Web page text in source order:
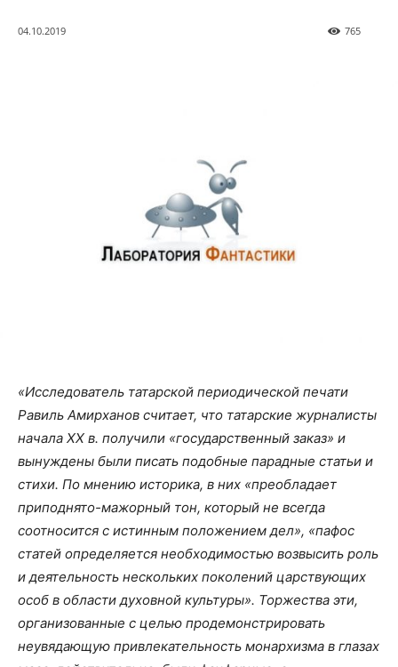
04.10.2019 765
«Исследователь татарской периодической печати
Равиль Амирханов считает, что татарские журналисты
начала ХХ в. получили «государственный заказ» и
вынуждены были писать подобные парадные статьи и
стихи. По мнению историка, в них «преобладает
приподнято-мажорный тон, который не всегда
соотносится с истинным положением дел», «пафос
статей определяется необходимостью возвысить роль
и деятельность нескольких поколений царствующих
особ в области духовной культуры». Торжества эти,
организованные с целью продемонстрировать
неувядающую привлекательность монархизма в глазах